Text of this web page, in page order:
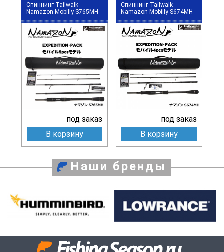
Спиннинг Tailwalk
Namazon Mobilly S765MH
под заказ
В корзину
Спиннинг Tailwalk
Namazon Mobilly S674MH
под заказ
В корзину
Наши бренды